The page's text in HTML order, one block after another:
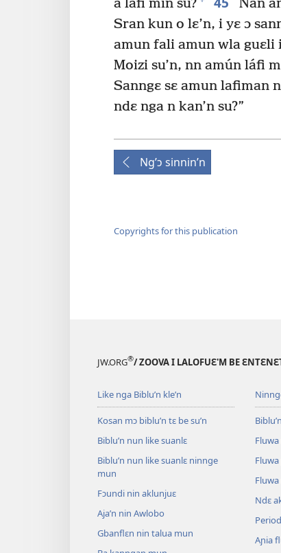
a lafi min su?
Nán
Sran kun o lɛ’n, i yɛ ɔ
amun fali amun wla guɛli i
Moizi su’n, nn amún láfi
Sanngɛ sɛ amun lafiman
ndɛ nga n kan’n su?”
Ng’ɔ sinnin’n
Copyrights for this publication
JW.ORG®/ ZOOVA I LALOFUƐ'M BE
Like nga Biblu’n kle’n
Kosan mɔ biblu’n tɛ be su’n
Biblu’n nun like suanlɛ
Biblu’n nun like suanlɛ ninnge
mun
Fɔundi nin aklunjuɛ
Aja’n nin Awlobo
Gbanflɛn nin talua mun
Biblu’n
Ndɛ
Aɲia